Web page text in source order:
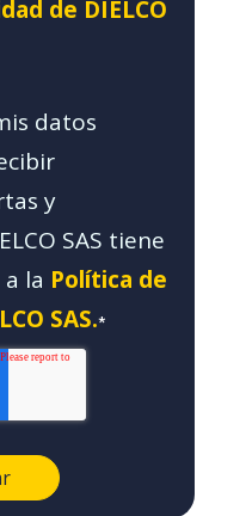
de DIELCO
datos
y
SAS tiene
la Política de
SAS.*